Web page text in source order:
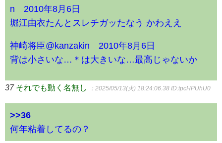
n 2010年8月6日
堀江由衣たんとスレチガッたなう かわええ
神崎将臣@kanzakin 2010年8月6日
背は小さいな…＊は大きいな…最高じゃないか
37 それでも動く名無し ：2025/05/13(火) 18:24:06.38 ID:tpcHPUhU0
>>36
何年粘着してるの？